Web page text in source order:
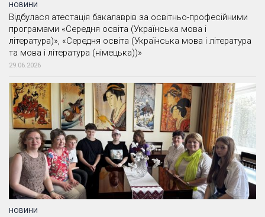
НОВИНИ
Відбулася атестація бакалаврів за освітньо-професійними
програмами «Середня освіта (Українська мова і
література)», «Середня освіта (Українська мова і література
та мова і література (німецька))»
29.06.2026
НОВИНИ